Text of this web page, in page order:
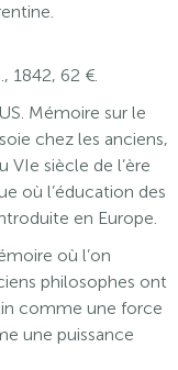
1842, 62 €.
Mémoire sur le
chez les anciens,
VIe siècle de l’ère
où l’éducation des
en Europe.
où l’on
philosophes ont
comme une force
une puissance